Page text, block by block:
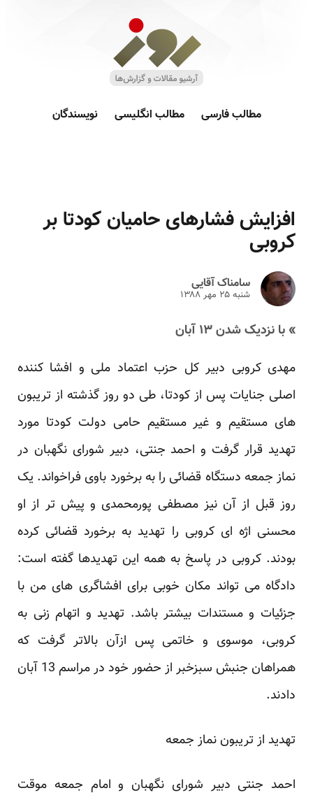
مطالب فارسی مطالب انگلیسی نویسندگان
افزایش فشارهای حامیان کودتا بر
کروبی
سامناک آقایی
شنبه ۲۵ مهر ۱۳۸۸
» با نزدیک شدن ۱۳ آبان
مهدی کروبی دبیر کل حزب اعتماد ملی و افشا کننده
اصلی جنایات پس از کودتا، طی دو روز گذشته از تریبون
های مستقیم و غیر مستقیم حامی دولت کودتا مورد
تهدید قرار گرفت و احمد جنتی، دبیر شورای نگهبان در
نماز جمعه دستگاه قضائی را به برخورد باوی فراخواند. یک
روز قبل از آن نیز مصطفی پورمحمدی و پیش تر از او
محسنی اژه ای کروبی را تهدید به برخورد قضائی کرده
بودند. کروبی در پاسخ به همه این تهدیدها گفته است:
دادگاه می تواند مکان خوبی برای افشاگری های من با
جزئیات و مستندات بیشتر باشد. تهدید و اتهام زنی به
کروبی، موسوی و خاتمی پس ازآن بالاتر گرفت که
همراهان جنبش سبزخبر از حضور خود در مراسم 13 آبان
دادند.
تهدید از تریبون نماز جمعه
احمد جنتی دبیر شورای نگهبان و امام جمعه موقت